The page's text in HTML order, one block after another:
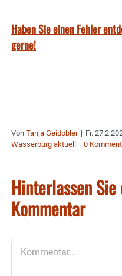
Haben Sie einen Fehler
gerne!
Von Tanja Geidobler | Fr.
Wasserburg aktuell
| 0
Hinterlassen Sie
Kommentar